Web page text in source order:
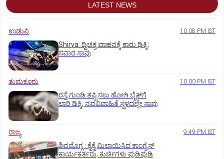
LATEST NEWS
ಉಡುಪಿ 10:08 PM IST
Shirva: ದ್ವಿಚಕ್ರ ವಾಹನಕ್ಕೆ ಕಾರು ಢಿಕ್ಕಿ;
ಸವಾರ ಸಾವು
ತುಮಕೂರು 10:00 PM IST
ರಸ್ತೆ ಗುಂಡಿ ತಪ್ಪಿಸಲು ಹೋಗಿ ಬೈಕ್‌ಗೆ
ಲಾರಿ ಡಿಕ್ಕಿ, ನವವಿವಾಹಿತೆ ಸ್ಥಳದಲ್ಲೇ ಸಾವು
ರಾಜ್ಯ 9:49 PM IST
ಶಿವಮೊಗ್ಗ : ಕೈಕೈ ಮಿಲಾಯಿಸಿದ ಕಾಂಗ್ರೆಸ್
ಕಾರ್ಯಕರ್ತರು, ಕುರ್ಚಿಗಳು ಪುಡಿಪುಡಿ